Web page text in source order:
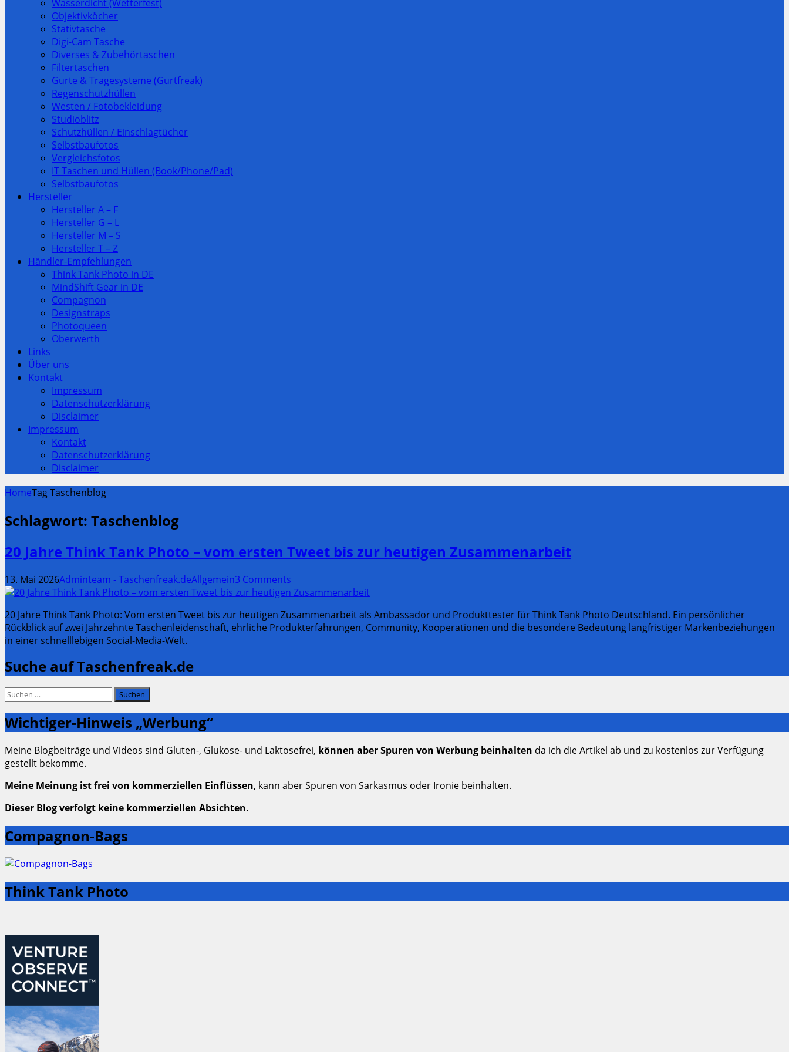
Wasserdicht (Wetterfest)
Objektivköcher
Stativtasche
Digi-Cam Tasche
Diverses & Zubehörtaschen
Filtertaschen
Gurte & Tragesysteme (Gurtfreak)
Regenschutzhüllen
Westen / Fotobekleidung
Studioblitz
Schutzhüllen / Einschlagtücher
Selbstbaufotos
Vergleichsfotos
IT Taschen und Hüllen (Book/Phone/Pad)
Selbstbaufotos
Hersteller
Hersteller A – F
Hersteller G – L
Hersteller M – S
Hersteller T – Z
Händler-Empfehlungen
Think Tank Photo in DE
MindShift Gear in DE
Compagnon
Designstraps
Photoqueen
Oberwerth
Links
Über uns
Kontakt
Impressum
Datenschutzerklärung
Disclaimer
Impressum
Kontakt
Datenschutzerklärung
Disclaimer
HomeTag Taschenblog
Schlagwort: Taschenblog
20 Jahre Think Tank Photo – vom ersten Tweet bis zur heutigen Zusammenarbeit
13. Mai 2026Adminteam - Taschenfreak.deAllgemein3 Comments
20 Jahre Think Tank Photo: Vom ersten Tweet bis zur heutigen Zusammenarbeit als Ambassador und Produkttester für Think Tank Photo Deutschland. Ein persönlicher
Rückblick auf zwei Jahrzehnte Taschenleidenschaft, ehrliche Produkterfahrungen, Community, Kooperationen und die besondere Bedeutung langfristiger Markenbeziehungen
in einer schnelllebigen Social-Media-Welt.
Suche auf Taschenfreak.de
Suchen
nach:
Wichtiger-Hinweis „Werbung“
Meine Blogbeiträge und Videos sind Gluten-, Glukose- und Laktosefrei, können aber Spuren von Werbung beinhalten da ich die Artikel ab und zu kostenlos zur Verfügung
gestellt bekomme.
Meine Meinung ist frei von kommerziellen Einflüssen, kann aber Spuren von Sarkasmus oder Ironie beinhalten.
Dieser Blog verfolgt keine kommerziellen Absichten.
Compagnon-Bags
Think Tank Photo